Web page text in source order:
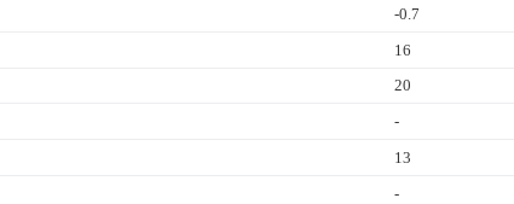
-0.7
16
20
-
13
-